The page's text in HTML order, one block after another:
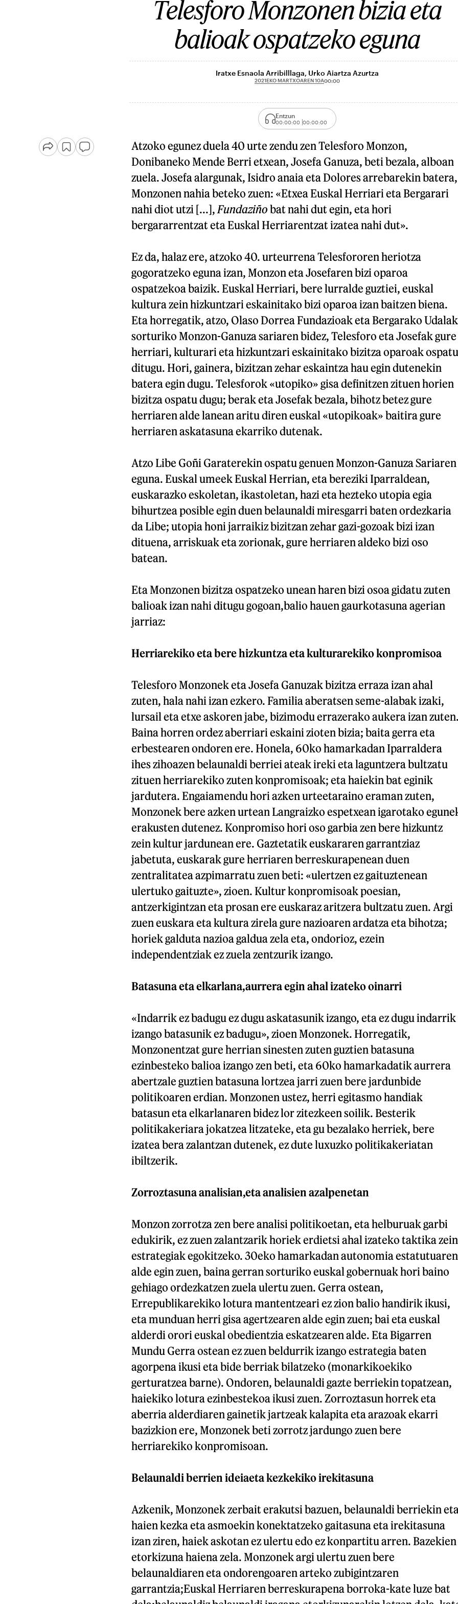
Telesforo Monzonen bizia eta
balioak ospatzeko eguna
Iratxe Esnaola Arribilllaga, Urko Aiartza Azurtza
2021EKO MARTXOAREN 10A00:00
Entzun
00:00:00 00:00:00
Atzoko egunez duela 40 urte zendu zen Telesforo Monzon,
Donibaneko Mende Berri etxean, Josefa Ganuza, beti bezala, alboan
zuela. Josefa alargunak, Isidro anaia eta Dolores arrebarekin batera,
Monzonen nahia beteko zuen: «Etxea Euskal Herriari eta Bergarari
nahi diot utzi [...], Fundaziño bat nahi dut egin, eta hori
bergararrentzat eta Euskal Herriarentzat izatea nahi dut».
Ez da, halaz ere, atzoko 40. urteurrena Telesfororen heriotza
gogoratzeko eguna izan, Monzon eta Josefaren bizi oparoa
ospatzekoa baizik. Euskal Herriari, bere lurralde guztiei, euskal
kultura zein hizkuntzari eskainitako bizi oparoa izan baitzen biena.
Eta horregatik, atzo, Olaso Dorrea Fundazioak eta Bergarako Udalak
sorturiko Monzon-Ganuza sariaren bidez, Telesforo eta Josefak gure
herriari, kulturari eta hizkuntzari eskainitako bizitza oparoak ospatu
ditugu. Hori, gainera, bizitzan zehar eskaintza hau egin dutenekin
batera egin dugu. Telesforok «utopiko» gisa definitzen zituen horien
bizitza ospatu dugu; berak eta Josefak bezala, bihotz betez gure
herriaren alde lanean aritu diren euskal «utopikoak» baitira gure
herriaren askatasuna ekarriko dutenak.
Atzo Libe Goñi Garaterekin ospatu genuen Monzon-Ganuza Sariaren
eguna. Euskal umeek Euskal Herrian, eta bereziki Iparraldean,
euskarazko eskoletan, ikastoletan, hazi eta hezteko utopia egia
bihurtzea posible egin duen belaunaldi miresgarri baten ordezkaria
da Libe; utopia honi jarraikiz bizitzan zehar gazi-gozoak bizi izan
dituena, arriskuak eta zorionak, gure herriaren aldeko bizi oso
batean.
Eta Monzonen bizitza ospatzeko unean haren bizi osoa gidatu zuten
balioak izan nahi ditugu gogoan,balio hauen gaurkotasuna agerian
jarriaz:
Herriarekiko eta bere hizkuntza eta kulturarekiko konpromisoa
Telesforo Monzonek eta Josefa Ganuzak bizitza erraza izan ahal
zuten, hala nahi izan ezkero. Familia aberatsen seme-alabak izaki,
lursail eta etxe askoren jabe, bizimodu errazerako aukera izan
Baina horren ordez aberriari eskaini zioten bizia; baita gerra eta
erbestearen ondoren ere. Honela, 60ko hamarkadan Iparraldera
ihes zihoazen belaunaldi berriei ateak ireki eta laguntzera bultzatu
zituen herriarekiko zuten konpromisoak; eta haiekin bat eginik
jardutera. Engaiamendu hori azken urteetaraino eraman zuten,
Monzonek bere azken urtean Langraizko espetxean igarotako
erakusten dutenez. Konpromiso hori oso garbia zen bere hizkuntz
zein kultur jardunean ere. Gaztetatik euskararen garrantziaz
jabetuta, euskarak gure herriaren berreskurapenean duen
zentralitatea azpimarratu zuen beti: «ulertzen ez gaituztenean
ulertuko gaituzte», zioen. Kultur konpromisoak poesian,
antzerkigintzan eta prosan ere euskaraz aritzera bultzatu zuen. Argi
zuen euskara eta kultura zirela gure nazioaren ardatza eta bihotza;
horiek galduta nazioa galdua zela eta, ondorioz, ezein
independentziak ez zuela zentzurik izango.
Batasuna eta elkarlana,aurrera egin ahal izateko oinarri
«Indarrik ez badugu ez dugu askatasunik izango, eta ez dugu indarrik
izango batasunik ez badugu», zioen Monzonek. Horregatik,
Monzonentzat gure herrian sinesten zuten guztien batasuna
ezinbesteko balioa izango zen beti, eta 60ko hamarkadatik aurrera
abertzale guztien batasuna lortzea jarri zuen bere jardunbide
politikoaren erdian. Monzonen ustez, herri egitasmo handiak
batasun eta elkarlanaren bidez lor zitezkeen soilik. Besterik
politikakeriara jokatzea litzateke, eta gu bezalako herriek, bere
izatea bera zalantzan dutenek, ez dute luxuzko politikakeriatan
ibiltzerik.
Zorroztasuna analisian,eta analisien azalpenetan
Monzon zorrotza zen bere analisi politikoetan, eta helburuak garbi
edukirik, ez zuen zalantzarik horiek erdietsi ahal izateko taktika zein
estrategiak egokitzeko. 30eko hamarkadan autonomia estatutuaren
alde egin zuen, baina gerran sorturiko euskal gobernuak hori baino
gehiago ordezkatzen zuela ulertu zuen. Gerra ostean,
Errepublikarekiko lotura mantentzeari ez zion balio handirik ikusi,
eta munduan herri gisa agertzearen alde egin zuen; bai eta euskal
alderdi orori euskal obedientzia eskatzearen alde. Eta Bigarren
Mundu Gerra ostean ez zuen beldurrik izango estrategia baten
agorpena ikusi eta bide berriak bilatzeko (monarkikoekiko
gerturatzea barne). Ondoren, belaunaldi gazte berriekin topatzean,
haiekiko lotura ezinbestekoa ikusi zuen. Zorroztasun horrek eta
aberria alderdiaren gainetik jartzeak kalapita eta arazoak ekarri
bazizkion ere, Monzonek beti zorrotz jardungo zuen bere
herriarekiko konpromisoan.
Belaunaldi berrien ideiaeta kezkekiko irekitasuna
Azkenik, Monzonek zerbait erakutsi bazuen, belaunaldi berriekin
haien kezka eta asmoekin konektatzeko gaitasuna eta irekitasuna
izan ziren, haiek askotan ez ulertu edo ez konpartitu arren. Bazekien
etorkizuna haiena zela. Monzonek argi ulertu zuen bere
belaunaldiaren eta ondorengoaren arteko zubigintzaren
garrantzia;Euskal Herriaren berreskurapena borroka-kate luze bat